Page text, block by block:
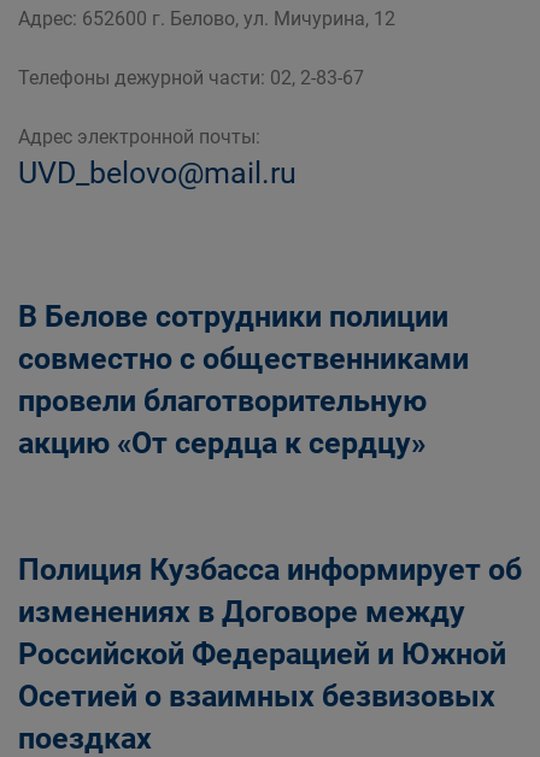
Адрес: 652600 г. Белово, ул. Мичурина, 12
Телефоны дежурной части: 02, 2-83-67
Адрес электронной почты:
UVD_belovo@mail.ru
В Белове сотрудники полиции
совместно с общественниками
провели благотворительную
акцию «От сердца к сердцу»
Полиция Кузбасса информирует об
изменениях в Договоре между
Российской Федерацией и Южной
Осетией о взаимных безвизовых
поездках